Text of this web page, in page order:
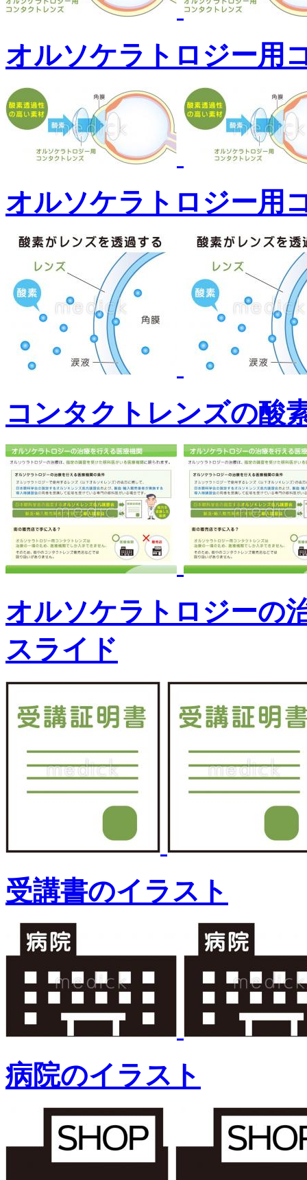
オルソケラトロジー用
オルソケラトロジー用
コンタクトレンズの酸
オルソケラトロジーの
スライド
受講書のイラスト
病院のイラスト